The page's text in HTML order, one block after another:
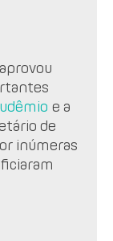
e a
de
inúmeras